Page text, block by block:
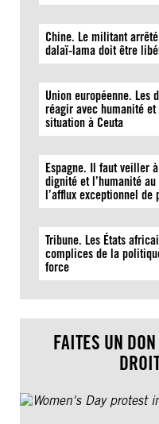
Chine. Le militant
dalaï-lama doit être
Union européenne. Les
réagir avec humanité
situation à Ceuta
Espagne. Il faut veiller
dignité et l’humanité
l’afflux exceptionnel de
Tribune. Les États
complices de la
force
FAITES UN